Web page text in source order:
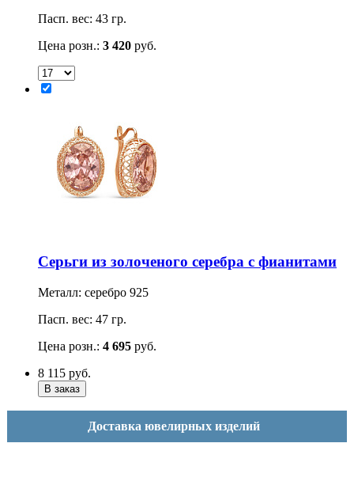
Пасп. вес: 43 гр.
Цена розн.: 3 420 руб.
Серьги из золоченого серебра с фианитами
Металл: серебро 925
Пасп. вес: 47 гр.
Цена розн.: 4 695 руб.
8 115 руб.
Доставка ювелирных изделий